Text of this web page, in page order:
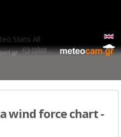
Stats All
wind force chart -